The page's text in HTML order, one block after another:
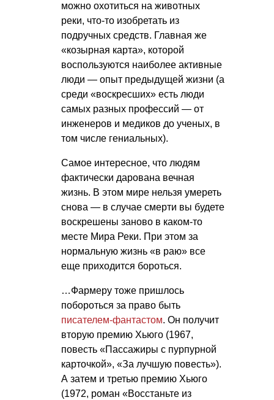
можно охотиться на животных
реки, что-то изобретать из
подручных средств. Главная же
«козырная карта», которой
воспользуются наиболее активные
люди — опыт предыдущей жизни (а
среди «воскресших» есть люди
самых разных профессий — от
инженеров и медиков до ученых, в
том числе гениальных).
Самое интересное, что людям
фактически дарована вечная
жизнь. В этом мире нельзя умереть
снова — в случае смерти вы будете
воскрешены заново в каком-то
месте Мира Реки. При этом за
нормальную жизнь «в раю» все
еще приходится бороться.
…Фармеру тоже пришлось
побороться за право быть
писателем-фантастом. Он получит
вторую премию Хьюго (1967,
повесть «Пассажиры с пурпурной
карточкой», «За лучшую повесть»).
А затем и третью премию Хьюго
(1972, роман «Восстаньте из